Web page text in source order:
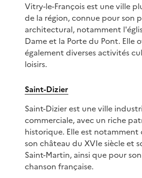
Vitry-le-François est une ville
de la région, connue pour son
architectural, notamment
Dame et la Porte du Pont. Elle
également diverses activités
loisirs.
Saint-Dizier
Saint-Dizier est une ville
commerciale, avec un riche
historique. Elle est notamment
son château du XVIe siècle et
Saint-Martin, ainsi que pour
chanson française.